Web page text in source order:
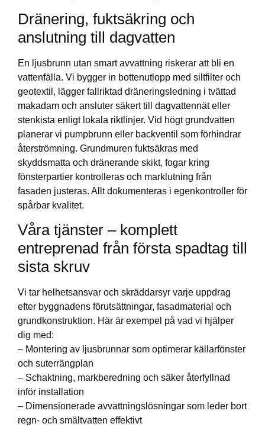
Dränering, fuktsäkring och
anslutning till dagvatten
En ljusbrunn utan smart avvattning riskerar att bli en
vattenfälla. Vi bygger in bottenutlopp med siltfilter och
geotextil, lägger fallriktad dräneringsledning i tvättad
makadam och ansluter säkert till dagvattennät eller
stenkista enligt lokala riktlinjer. Vid högt grundvatten
planerar vi pumpbrunn eller backventil som förhindrar
återströmning. Grundmuren fuktsäkras med
skyddsmatta och dränerande skikt, fogar kring
fönsterpartier kontrolleras och marklutning från
fasaden justeras. Allt dokumenteras i egenkontroller för
spårbar kvalitet.
Våra tjänster – komplett
entreprenad från första spadtag till
sista skruv
Vi tar helhetsansvar och skräddarsyr varje uppdrag
efter byggnadens förutsättningar, fasadmaterial och
grundkonstruktion. Här är exempel på vad vi hjälper
dig med:
– Montering av ljusbrunnar som optimerar källarfönster
och suterrängplan
– Schaktning, markberedning och säker återfyllnad
inför installation
– Dimensionerade avvattningslösningar som leder bort
regn- och smältvatten effektivt